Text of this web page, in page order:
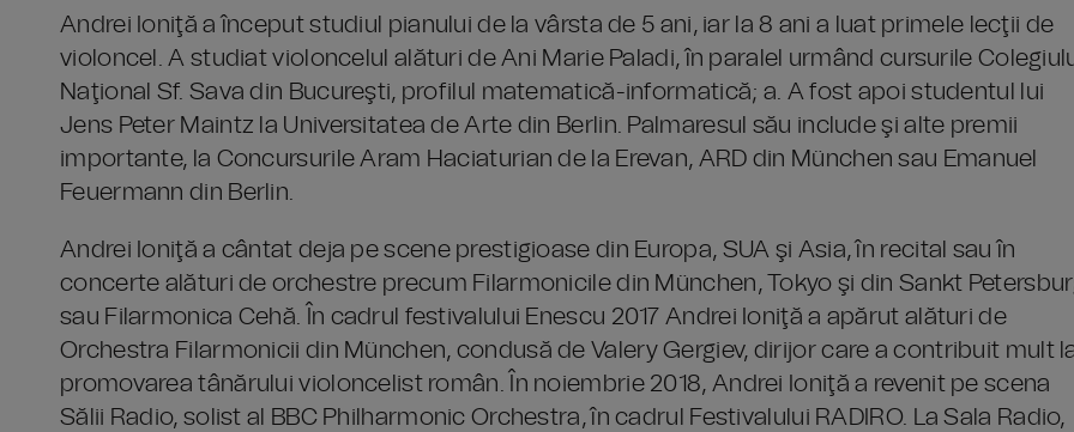
Andrei Ioniţă a început studiul pianului de la vârsta de 5 ani, iar la 8 ani a luat primele lecţii de
violoncel. A studiat violoncelul alături de Ani Marie Paladi, în paralel urmând cursurile
Naţional Sf. Sava din Bucureşti, profilul matematică-informatică; a. A fost apoi studentul lui
Jens Peter Maintz la Universitatea de Arte din Berlin. Palmaresul său include şi alte premii
importante, la Concursurile Aram Haciaturian de la Erevan, ARD din München sau Emanuel
Feuermann din Berlin.
Andrei Ioniţă a cântat deja pe scene prestigioase din Europa, SUA şi Asia, în recital sau în
concerte alături de orchestre precum Filarmonicile din München, Tokyo şi din Sankt
sau Filarmonica Cehă. În cadrul festivalului Enescu 2017 Andrei Ioniţă a apărut alături de
Orchestra Filarmonicii din München, condusă de Valery Gergiev, dirijor care a contribuit mult
promovarea tânărului violoncelist român. În noiembrie 2018, Andrei Ioniţă a revenit pe scena
Sălii Radio, solist al BBC Philharmonic Orchestra, în cadrul Festivalului RADIRO. La Sala Radio,